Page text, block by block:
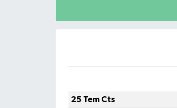
25 Tem Cts